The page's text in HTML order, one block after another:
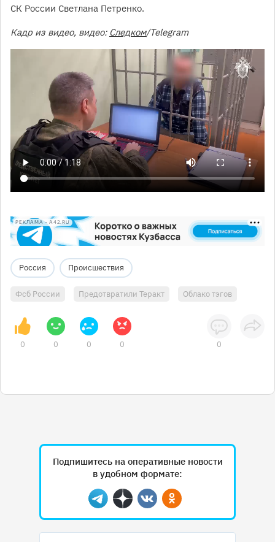
СК России Светлана Петренко.
Кадр из видео, видео: Следком/Telegram
РЕКЛАМА • A42.RU
Россия Происшествия
Фсб России Предотвратили Теракт Облако тэгов
0 0 0 0 0
Подпишитесь на оперативные новости
в удобном формате:
Telegram
ДзенВконтактеОдноклассники